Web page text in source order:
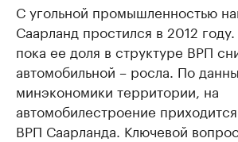
С угольной промышленностью
Саарланд простился в 2012
пока ее доля в структуре ВРП
автомобильной – росла. По
минэкономики территории, на
автомобилестроение
ВРП Саарланда. Ключевой